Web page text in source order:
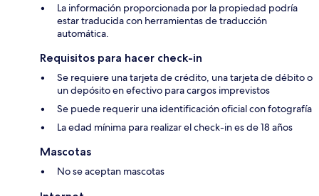
La información proporcionada por la propiedad podría
estar traducida con herramientas de traducción
automática.
Requisitos para hacer check-in
Se requiere una tarjeta de crédito, una tarjeta de débito o
un depósito en efectivo para cargos imprevistos
Se puede requerir una identificación oficial con fotografía
La edad mínima para realizar el check-in es de 18 años
Mascotas
No se aceptan mascotas